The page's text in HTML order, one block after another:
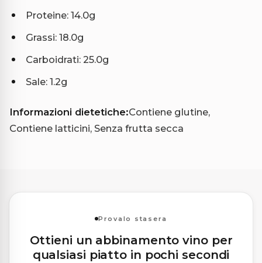
Proteine: 14.0g
Grassi: 18.0g
Carboidrati: 25.0g
Sale: 1.2g
Informazioni dietetiche:Contiene glutine,
Contiene latticini, Senza frutta secca
Provalo stasera
Ottieni un abbinamento vino per
qualsiasi piatto in pochi secondi